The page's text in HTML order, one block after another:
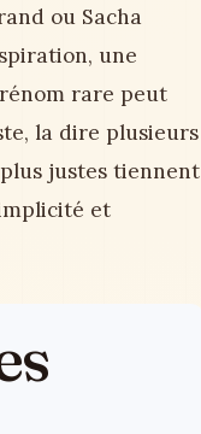
ou Sacha
une
rare peut
la dire plusieurs
plus justes tiennent
et